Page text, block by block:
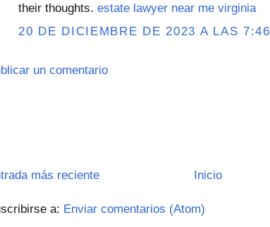
their thoughts. estate lawyer near me virginia
20 DE DICIEMBRE DE 2023 A LAS 7:46
un comentario
más reciente Inicio
a: Enviar comentarios (Atom)